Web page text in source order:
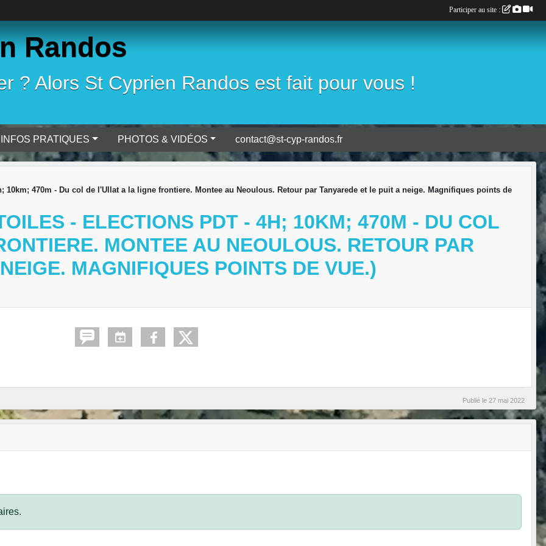
Randos
? Alors St Cyprien Randos est fait pour vous !
INFOS PRATIQUES PHOTOS & VIDÉOS contact@st-cyp-randos.fr
10km; 470m - Du col de l'Ullat a la ligne frontiere. Montee au Neoulous. Retour par Tanyarede et le puit a neige. Magnifiques points de
- ELECTIONS PDT - 4H; 10KM; 470M - DU COL
MONTEE AU NEOULOUS. RETOUR PAR
MAGNIFIQUES POINTS DE VUE.)
Publié le 27 mai 2022
Participer au site :